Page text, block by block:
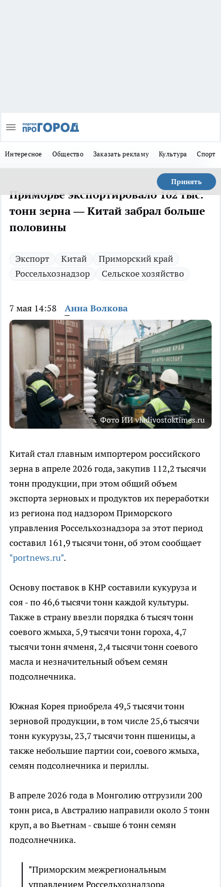
Интересное Общество Заказать рекламу Культура Спорт
Принять
Приморье экспортировало 162 тыс.
тонн зерна — Китай забрал больше
половины
Экспорт Китай
Приморский край
Россельхознадзор
Сельское хозяйство
7 мая 14:58 Анна Волкова
Фото ИИ vladivostoktimes.ru
Китай стал главным импортером российского
зерна в апреле 2026 года, закупив 112,2 тысячи
тонн продукции, при этом общий объем
экспорта зерновых и продуктов их переработки
из региона под надзором Приморского
управления Россельхознадзора за этот период
составил 161,9 тысячи тонн, об этом сообщает
"portnews.ru".
Основу поставок в КНР составили кукуруза и
соя - по 46,6 тысячи тонн каждой культуры.
Также в страну ввезли порядка 6 тысяч тонн
соевого жмыха, 5,9 тысячи тонн гороха, 4,7
тысячи тонн ячменя, 2,4 тысячи тонн соевого
масла и незначительный объем семян
подсолнечника.
Южная Корея приобрела 49,5 тысячи тонн
зерновой продукции, в том числе 25,6 тысячи
тонн кукурузы, 23,7 тысячи тонн пшеницы, а
также небольшие партии сои, соевого жмыха,
семян подсолнечника и периллы.
В апреле 2026 года в Монголию отгрузили 200
тонн риса, в Австралию направили около 5 тонн
круп, а во Вьетнам - свыше 6 тонн семян
подсолнечника.
"Приморским межрегиональным
управлением Россельхознадзора